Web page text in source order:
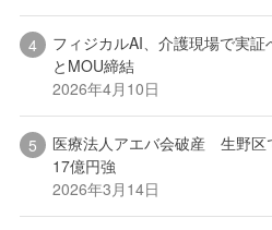
フィジカルAI、介護現場で実
とMOU締結
2026年4月10日
医療法人アエバ会破産 生野区
17億円強
2026年3月14日